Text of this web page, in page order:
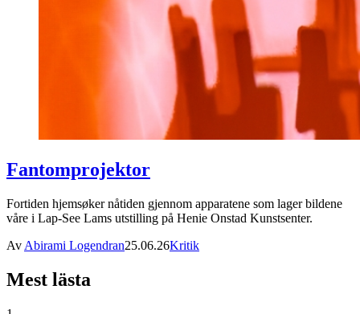
Fantomprojektor
Fortiden hjemsøker nåtiden gjennom apparatene som lager bildene
våre i Lap-See Lams utstilling på Henie Onstad Kunstsenter.
Av Abirami Logendran25.06.26Kritik
Mest lästa